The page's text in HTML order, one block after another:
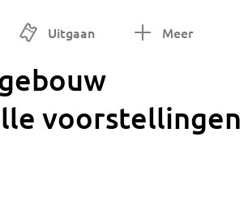
Uitgaan Meer
voorstellingen